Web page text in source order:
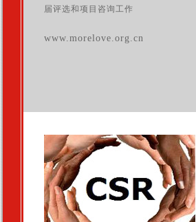
届评选和项目咨询工作
www.morelove.org.cn